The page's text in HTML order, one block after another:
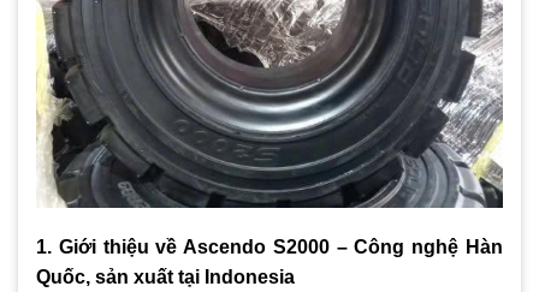
1. Giới thiệu về Ascendo S2000 – Công nghệ Hàn
Quốc, sản xuất tại Indonesia